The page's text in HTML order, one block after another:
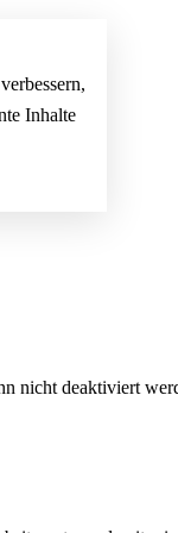
Inhalte
nicht deaktiviert